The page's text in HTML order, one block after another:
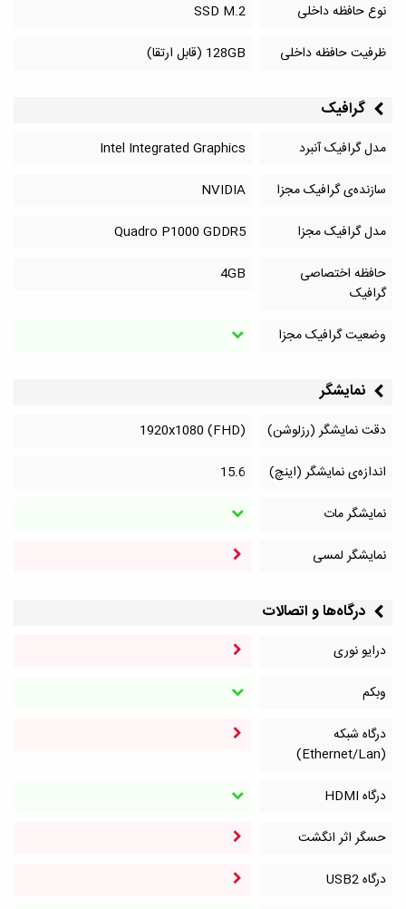
نوع حافظه داخلی
SSD M.2
ظرفیت حافظه داخلی
128GB (قابل ارتقا)
گرافیک
مدل گرافیک آنبرد
Intel Integrated Graphics
سازنده‌ی گرافیک مجزا
NVIDIA
مدل گرافیک مجزا
Quadro P1000 GDDR5
حافظه اختصاصی
گرافیک
4GB
وضعیت گرافیک مجزا
نمایشگر
دقت نمایشگر (رزلوشن)
1920x1080 (FHD)
اندازه‌ی نمایشگر (اینچ)
15.6
نمایشگر مات
نمایشگر لمسی
درگاه‌ها و اتصالات
درایو نوری
وبکم
درگاه شبکه
(Ethernet/Lan)
درگاه HDMI
حسگر اثر انگشت
درگاه‌ USB2